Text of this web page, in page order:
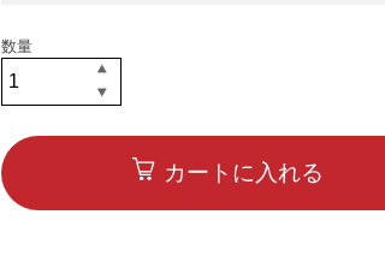
カートに入れる